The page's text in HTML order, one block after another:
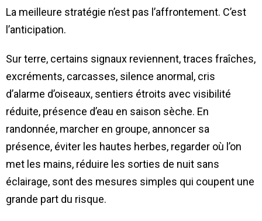
La meilleure stratégie n’est pas l’affrontement. C’est
l’anticipation.
Sur terre, certains signaux reviennent, traces fraîches,
excréments, carcasses, silence anormal, cris
d’alarme d’oiseaux, sentiers étroits avec visibilité
réduite, présence d’eau en saison sèche. En
randonnée, marcher en groupe, annoncer sa
présence, éviter les hautes herbes, regarder où l’on
met les mains, réduire les sorties de nuit sans
éclairage, sont des mesures simples qui coupent une
grande part du risque.